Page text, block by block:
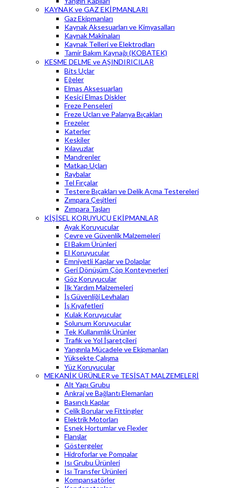
KAYNAK ve GAZ EKİPMANLARI
Gaz Ekipmanları
Kaynak Aksesuarları ve Kimyasalları
Kaynak Makinaları
Kaynak Telleri ve Elektrodları
Tamir Bakım Kaynağı (KOBATEK)
KESME DELME ve AŞINDIRICILAR
Bits Uçlar
Eğeler
Elmas Aksesuarları
Kesici Elmas Diskler
Freze Penseleri
Freze Uçları ve Palanya Bıçakları
Frezeler
Katerler
Keskiler
Kılavuzlar
Mandrenler
Matkap Uçları
Raybalar
Tel Fırçalar
Testere Bıçakları ve Delik Açma Testereleri
Zımpara Çeşitleri
Zımpara Taşları
KİŞİSEL KORUYUCU EKİPMANLAR
Ayak Koruyucular
Çevre ve Güvenlik Malzemeleri
El Bakım Ürünleri
El Koruyucular
Emniyetli Kaplar ve Dolaplar
Geri Dönüşüm Çöp Konteynerleri
Göz Koruyucular
İlk Yardım Malzemeleri
İş Güvenliği Levhaları
İş Kıyafetleri
Kulak Koruyucular
Solunum Koruyucular
Tek Kullanımlık Ürünler
Trafik ve Yol İşaretçileri
Yangınla Mücadele ve Ekipmanları
Yüksekte Çalışma
Yüz Koruyucular
MEKANİK ÜRÜNLER ve TESİSAT MALZEMELERİ
Alt Yapı Grubu
Ankraj ve Bağlantı Elemanları
Basınçlı Kaplar
Çelik Borular ve Fittingler
Elektrik Motorları
Esnek Hortumlar ve Flexler
Flanşlar
Göstergeler
Hidroforlar ve Pompalar
Isı Grubu Ürünleri
Isı Transfer Ürünleri
Kompansatörler